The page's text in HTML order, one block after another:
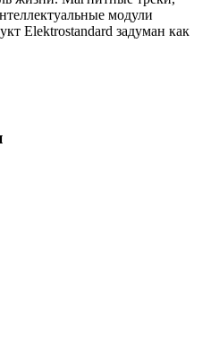
модули
Elektrostandard задуман как